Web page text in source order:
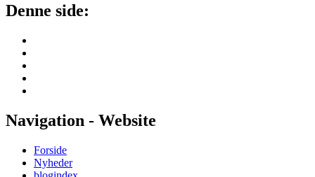
Denne side:
Navigation - Website
Forside
Nyheder